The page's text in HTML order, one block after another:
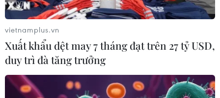
vietnamplus.vn
Xuất khẩu dệt may 7 tháng đạt trên 27 tỷ USD,
duy trì đà tăng trưởng